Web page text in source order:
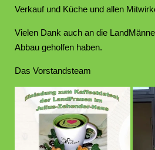
Verkauf und Küche und allen
Vielen Dank auch an die
Abbau geholfen haben.
Das Vorstandsteam